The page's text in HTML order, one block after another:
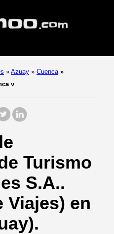
» Azuay » Cuenca »
v
Turismo
S.A..
Viajes) en